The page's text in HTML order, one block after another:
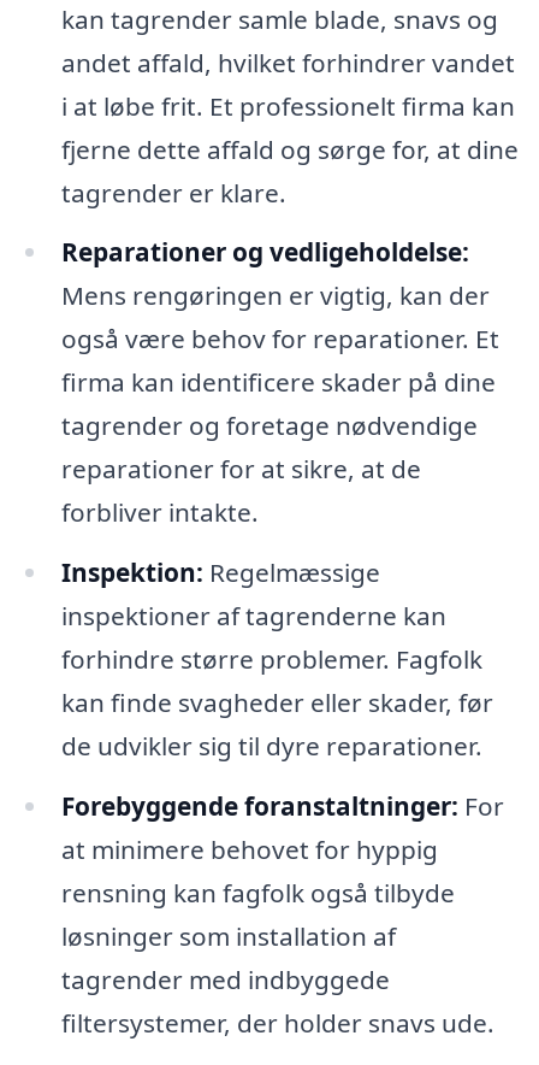
kan tagrender samle blade, snavs og
andet affald, hvilket forhindrer vandet
i at løbe frit. Et professionelt firma kan
fjerne dette affald og sørge for, at dine
tagrender er klare.
Reparationer og vedligeholdelse:
Mens rengøringen er vigtig, kan der
også være behov for reparationer. Et
firma kan identificere skader på dine
tagrender og foretage nødvendige
reparationer for at sikre, at de
forbliver intakte.
Inspektion: Regelmæssige
inspektioner af tagrenderne kan
forhindre større problemer. Fagfolk
kan finde svagheder eller skader, før
de udvikler sig til dyre reparationer.
Forebyggende foranstaltninger: For
at minimere behovet for hyppig
rensning kan fagfolk også tilbyde
løsninger som installation af
tagrender med indbyggede
filtersystemer, der holder snavs ude.